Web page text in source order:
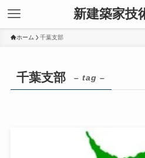
新建築家技
ホーム 千葉支部
千葉支部 – tag –